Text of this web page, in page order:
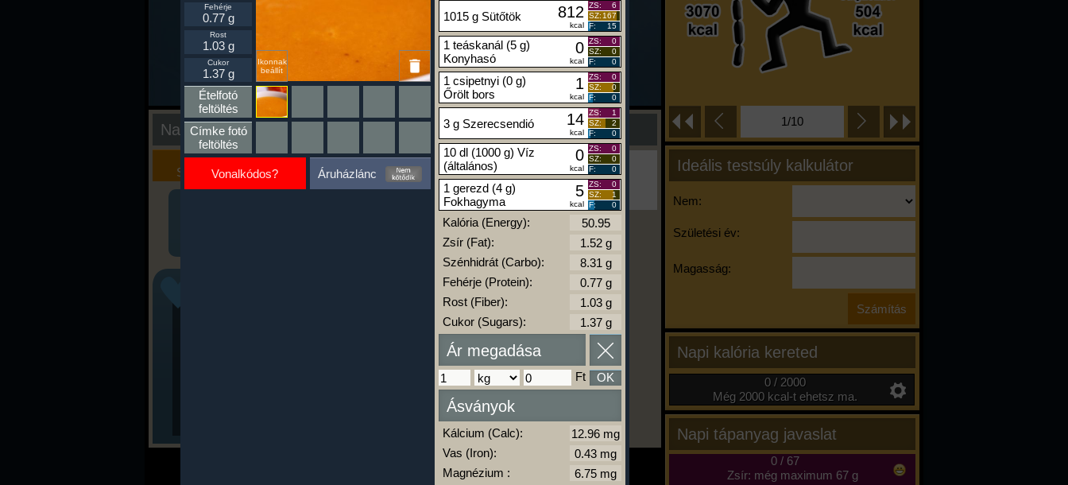
1/10
Ideális testsúly kalkulátor
Nem:
Születési év:
Magasság:
Napi kalória kereted
0 / 2000
Még 2000 kcal-t ehetsz ma.
Napi tápanyag javaslat
0/ 67
Zsír: még maximum 67 g
Nap kiértékelése
Kalória
Szimulátor
Szöveges
Értékelés
Ha ma már nem eszel/sportolsz többet,
kattints a kiértékelésre!
A Kalória Szimulátor Prémium funkció.
kalóriabázis.hu
-
Ikonnak
beállít
Fehérje
0.77 g
Rost
1.03 g
Cukor
1.37 g
Ételfotó
feltöltés
Címke fotó
feltöltés
Vonalkódos? Áruházlánc
1015 g Sütőtök 812
kcal
ZS:
6
SZ: 167
F:
15
1 teáskanál (5 g)
Konyhasó
0
kcal
ZS:
0
SZ:
0
F:
0
1 csipetnyi (0 g)
Őrölt bors
1
kcal
ZS:
0
SZ:
0
F:
0
3 g Szerecsendió 14
kcal
ZS:
1
SZ:
2
F:
0
10 dl (1000 g) Víz
(általános)
0
kcal
ZS:
0
SZ:
0
F:
0
1 gerezd (4 g)
Fokhagyma
5
kcal
ZS:
0
SZ:
1
F:
0
Kalória (Energy):
Zsír (Fat):
Szénhidrát (Carbo):
Fehérje (Protein):
Rost (Fiber):
Cukor (Sugars):
Ár megadása
Ft OK
Ásványok
Kálcium (Calc):
Vas (Iron):
Magnézium :